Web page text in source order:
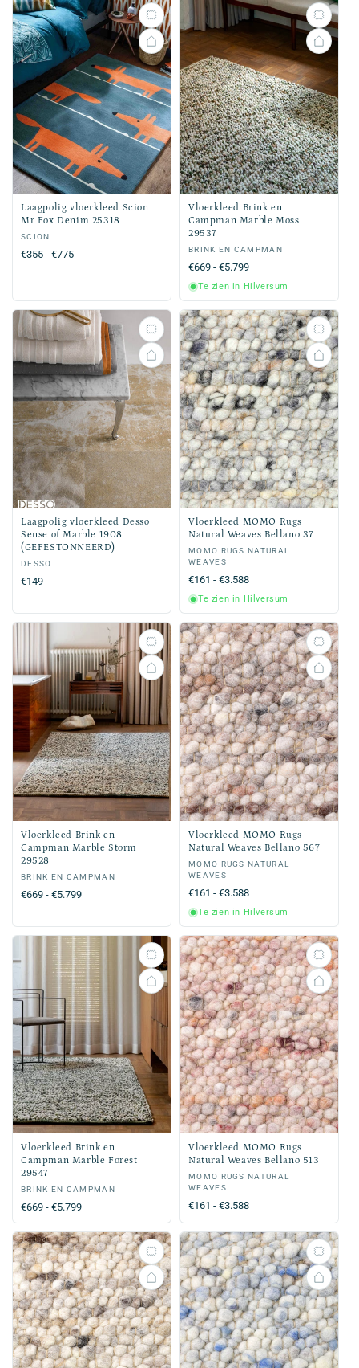
Laagpolig vloerkleed Scion
Mr Fox Denim 25318
Verkoper:
SCION
Normale
€355 - €775
Vloerkleed Brink en
Campman Marble Moss
29537
Verkoper:
BRINK EN CAMPMAN
Normale
prijs
€669 - €5.799
Te zien in Hilversum
Laagpolig vloerkleed Desso
Sense of Marble 1908
(GEFESTONNEERD)
Verkoper:
DESSO
Normale
€149
Vloerkleed MOMO Rugs
Natural Weaves Bellano 37
Verkoper:
MOMO RUGS NATURAL
WEAVES
Normale
prijs
€161 - €3.588
Te zien in Hilversum
Vloerkleed Brink en
Campman Marble Storm
29528
Verkoper:
BRINK EN CAMPMAN
Normale
€669 - €5.799
Vloerkleed MOMO Rugs
Natural Weaves Bellano 567
Verkoper:
MOMO RUGS NATURAL
WEAVES
Normale
prijs
€161 - €3.588
Te zien in Hilversum
Vloerkleed Brink en
Campman Marble Forest
29547
Verkoper:
BRINK EN CAMPMAN
Normale
prijs
€669 - €5.799
Vloerkleed MOMO Rugs
Natural Weaves Bellano 513
Verkoper:
MOMO RUGS NATURAL
WEAVES
Normale
prijs
€161 - €3.588